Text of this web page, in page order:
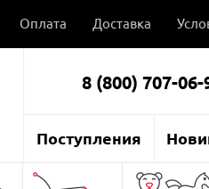
Оплата Доставка
8 (800) 707-06-
Поступления